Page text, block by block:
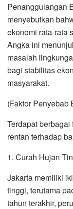
Penanggulangan
menyebutkan
ekonomi rata-rata
Angka ini
masalah
bagi stabilitas
masyarakat.
(Faktor Penyebab
Terdapat
rentan terhadap
1. Curah Hujan
Jakarta memiliki
tinggi, terutama
tahun terakhir,